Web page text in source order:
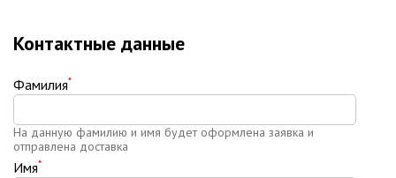
Контактные данные
Фамилия*
На данную фамилию и имя будет оформлена заявка и
отправлена доставка
Имя*